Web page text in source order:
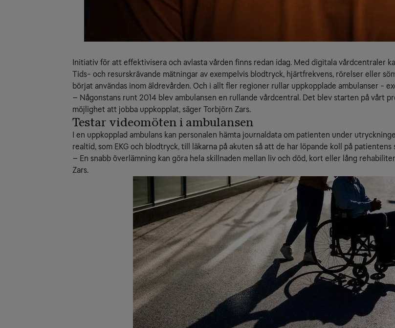
Initiativ för att effektivisera och avlasta vården finns redan idag. Med digitala vårdcentraler
Tids- och resurskrävande mätningar av exempelvis blodtryck, hjärtfrekvens, rörelser eller
börjat användas inom äldrevården. Och i allt fler regioner rullar uppkopplade ambulanser -
– Någonstans runt 2014 blev ambulansen en rullande vårdcentral. Det blev starten på vårt
möjlighet att jobba uppkopplat, säger Torbjörn Zars.
Testar videomöten i ambulansen
I en uppkopplad ambulans kan personalen hämta journaldata om patienten under
realtid, som EKG och blodtryck, till läkarna på akuten så att de har löpande koll på patientens
– En snabb överlämning kan göra hela skillnaden mellan liv och död, kort eller lång
Zars.